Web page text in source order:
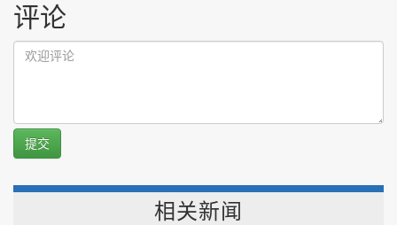
评论
提交
相关新闻